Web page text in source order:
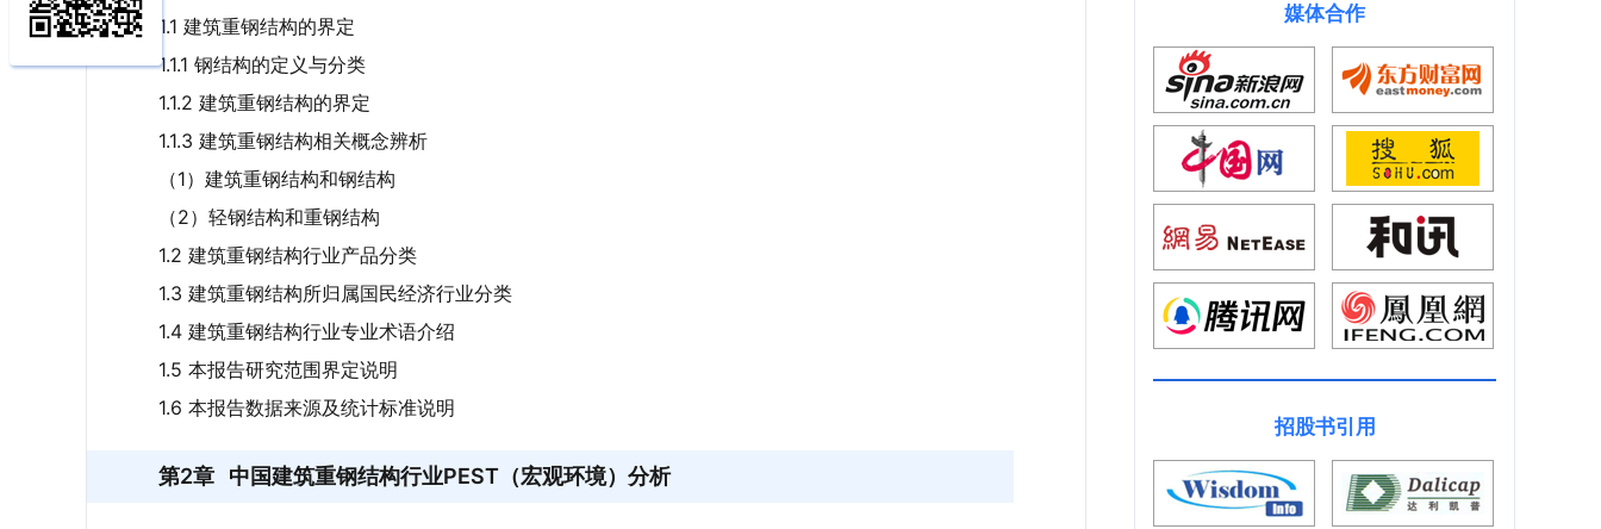
1.1 建筑重钢结构的界定
1.1.1 钢结构的定义与分类
1.1.2 建筑重钢结构的界定
1.1.3 建筑重钢结构相关概念辨析
（1）建筑重钢结构和钢结构
（2）轻钢结构和重钢结构
1.2 建筑重钢结构行业产品分类
1.3 建筑重钢结构所归属国民经济行业分类
1.4 建筑重钢结构行业专业术语介绍
1.5 本报告研究范围界定说明
1.6 本报告数据来源及统计标准说明
第2章 中国建筑重钢结构行业PEST（宏观环境）分析
媒体合作
招股书引用